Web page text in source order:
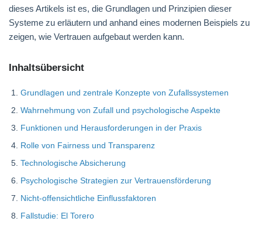
dieses Artikels ist es, die Grundlagen und Prinzipien dieser
Systeme zu erläutern und anhand eines modernen Beispiels zu
zeigen, wie Vertrauen aufgebaut werden kann.
Inhaltsübersicht
Grundlagen und zentrale Konzepte von Zufallssystemen
Wahrnehmung von Zufall und psychologische Aspekte
Funktionen und Herausforderungen in der Praxis
Rolle von Fairness und Transparenz
Technologische Absicherung
Psychologische Strategien zur Vertrauensförderung
Nicht-offensichtliche Einflussfaktoren
Fallstudie: El Torero